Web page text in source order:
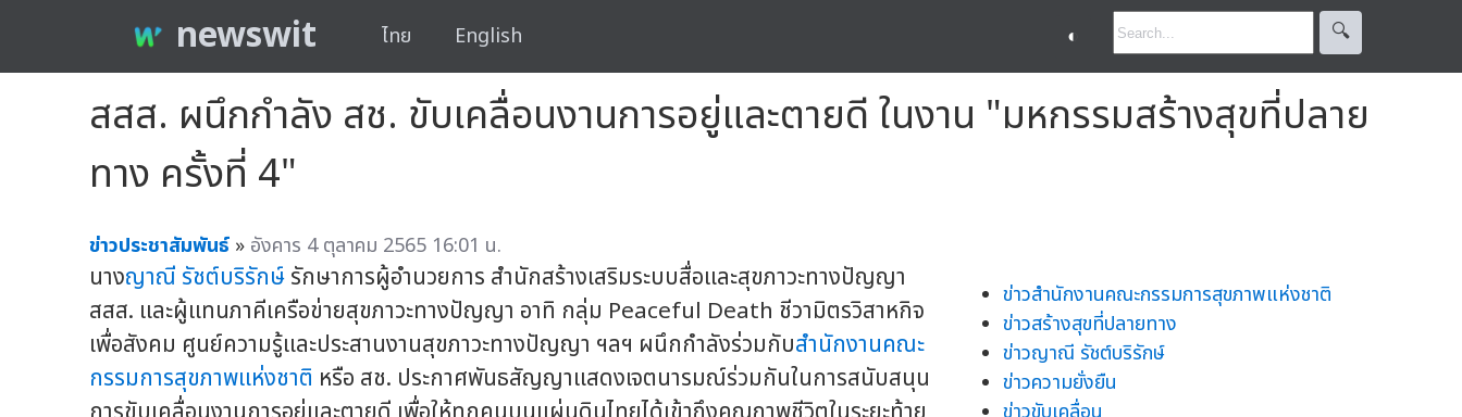
newswit ไทย English ◐ 🔍︎
สสส. ผนึกกำลัง สช. ขับเคลื่อนงานการอยู่และตายดี ในงาน "มหกรรมสร้างสุขที่ปลาย
ทาง ครั้งที่ 4"
ข่าวประชาสัมพันธ์ » อังคาร 4 ตุลาคม 2565 16:01 น.
นางญาณี รัชต์บริรักษ์รักษาการผู้อำนวยการ สำนักสร้างเสริมระบบสื่อและสุขภาวะทางปัญญา
สสส. และผู้แทนภาคีเครือข่ายสุขภาวะทางปัญญา อาทิ กลุ่ม Peaceful Death ชีวามิตรวิสาหกิจ
เพื่อสังคม ศูนย์ความรู้และประสานงานสุขภาวะทางปัญญา ฯลฯ ผนึกกำลังร่วมกับสำนักงานคณะ
กรรมการสุขภาพแห่งชาติ หรือ สช. ประกาศพันธสัญญาแสดงเจตนารมณ์ร่วมกันในการสนับสนุน
ข่าวสำนักงานคณะกรรมการสุขภาพแห่งชาติ
ข่าวสร้างสุขที่ปลายทาง
ข่าวญาณี รัชต์บริรักษ์
ข่าวความยั่งยืน